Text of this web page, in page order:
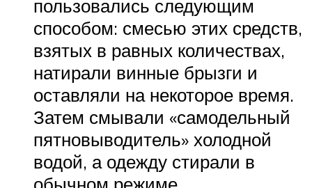
пользовались следующим
способом: смесью этих средств,
взятых в равных количествах,
натирали винные брызги и
оставляли на некоторое время.
Затем смывали «самодельный
пятновыводитель» холодной
водой, а одежду стирали в